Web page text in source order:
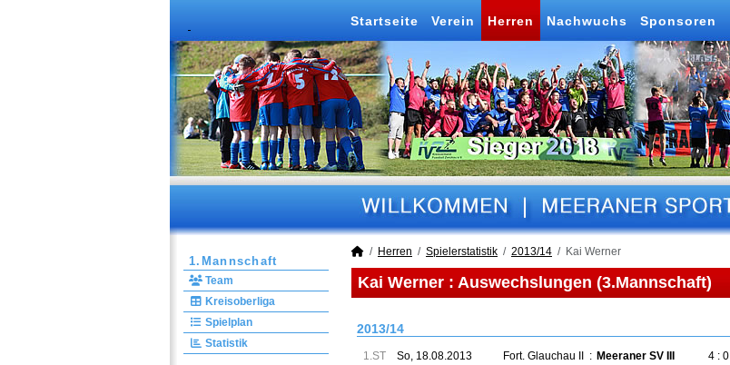
Startseite Verein Herren Nachwuchs Sponsoren
1.Mannschaft
Team
Kreisoberliga
Spielplan
Statistik
Herren Spielerstatistik 2013/14 Kai Werner
Kai Werner : Auswechslungen (3.Mannschaft)
2013/14
1.ST So, 18.08.2013 Fort. Glauchau II : Meeraner SV III 4 : 0